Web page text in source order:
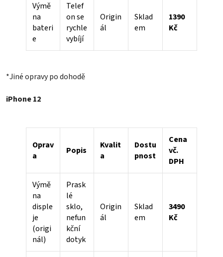
Výmě
na
bateri
e
Telef
on se
rychle
vybíjí
Origin
ál
Sklad
em
1390
Kč
*Jiné opravy po dohodě
iPhone 12
Oprav
a
Popis
Kvalit
a
Dostu
pnost
Cena
vč.
DPH
Výmě
na
disple
je
(origi
nál)
Prask
lé
sklo,
nefun
kční
dotyk
Origin
ál
Sklad
em
3490
Kč